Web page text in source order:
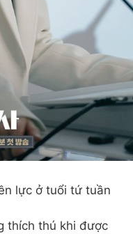
lực ở tuổi tứ tuần
thích thú khi được